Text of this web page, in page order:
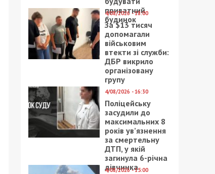
приватний
будинок
4/08/2026 - 18:00
За $13 тисяч
допомагали
військовим
втекти зі служби:
ДБР викрило
організовану
групу
4/08/2026 - 16:30
Поліцейську
засудили до
максимальних 8
років ув’язнення
за смертельну
ДТП, у якій
загинула 6-річна
дівчинка
4/08/2026 - 15:00